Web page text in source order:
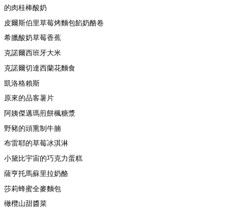
的肉桂棒酸奶
皮爾斯伯里草莓烤麵包餡奶酪卷
希臘酸奶草莓香蕉
克諾爾西班牙大米
克諾爾切達西蘭花麵食
凱洛格賴斯
原來的品客薯片
阿姨傑邁瑪煎餅楓糖漿
野豬的頭熏制牛腩
布雷耶的草莓冰淇淋
小黛比宇宙的巧克力蛋糕
薩亨托馬蘇里拉奶酪
莎莉蜂蜜全麥麵包
橄欖山甜醬菜